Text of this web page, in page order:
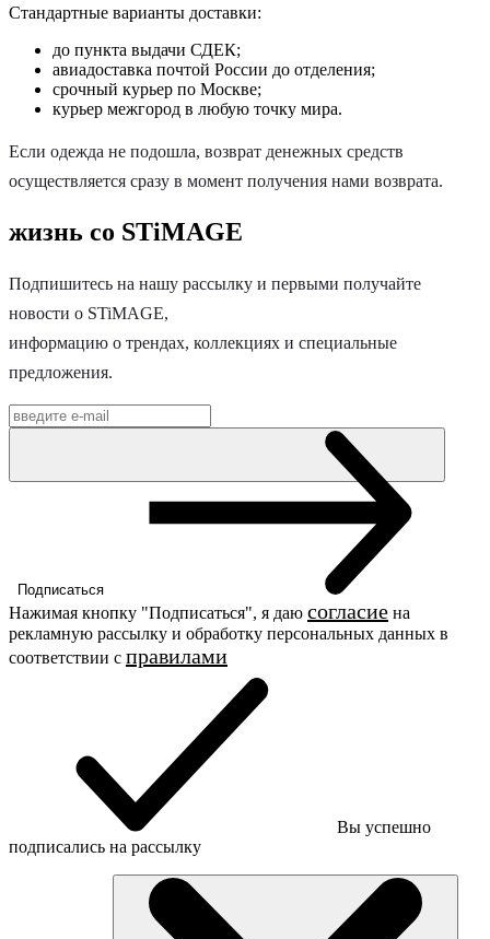
Стандартные варианты доставки:
до пункта выдачи СДЕК;
авиадоставка почтой России до отделения;
срочный курьер по Москве;
курьер межгород в любую точку мира.
Если одежда не подошла, возврат денежных средств
осуществляется сразу в момент получения нами возврата.
жизнь со STiMAGE
Подпишитесь на нашу рассылку и первыми получайте
новости о STiMAGE,
информацию о трендах, коллекциях и специальные
предложения.
Подписаться
Нажимая кнопку "Подписаться", я даю согласие на
рекламную рассылку и обработку персональных данных в
соответствии c правилами
Вы успешно
подписались на рассылку